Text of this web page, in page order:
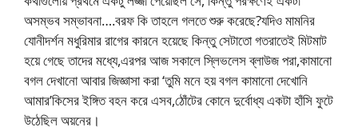
অসম্ভব সম্ভাবনা….বরফ কি তাহলে গলতে শুরু করেছে?যদিও মামনির
যোনীদর্শন মধুরিমার রাগের কারনে হয়েছে কিন্তু সেটাতো গতরাতেই মিটমাট
হয়ে গেছে তাদের মধ্যে,এরপর আজ সকালে স্লিভলেস ব্লাউজ পরা,কামানো
বগল দেখানো আবার জিজ্ঞাসা করা ‘তুমি মনে হয় বগল কামানো দেখোনি
আমার’কিসের ইঙ্গিত বহন করে এসব,ঠোঁটের কোনে দুর্বোধ্য একটা হাঁসি ফুটে
উঠেছিল অয়নের।